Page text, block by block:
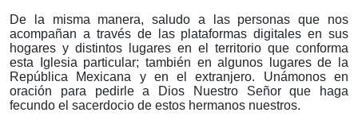
De la misma manera, saludo a las personas que nos
acompañan a través de las plataformas digitales en sus
hogares y distintos lugares en el territorio que conforma
esta Iglesia particular; también en algunos lugares de la
República Mexicana y en el extranjero. Unámonos en
oración para pedirle a Dios Nuestro Señor que haga
fecundo el sacerdocio de estos hermanos nuestros.